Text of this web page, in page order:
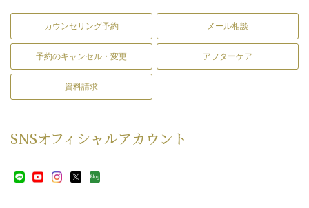
カウンセリング予約 メール相談
予約のキャンセル・変更 アフターケア
資料請求
SNSオフィシャルアカウント